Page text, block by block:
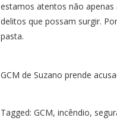
estamos atentos não
delitos que possam surgir.
pasta.
GCM de Suzano prende
Tagged: GCM, incêndio,